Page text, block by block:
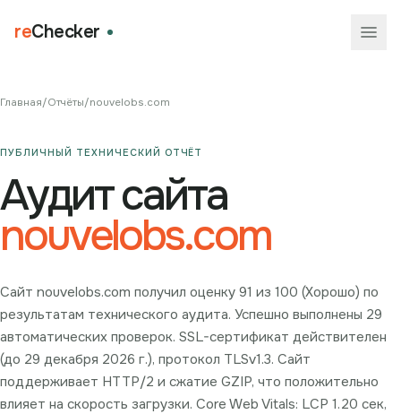
reChecker
Главная/Отчёты/nouvelobs.com
ПУБЛИЧНЫЙ ТЕХНИЧЕСКИЙ ОТЧЁТ
Аудит сайта
nouvelobs.com
Сайт nouvelobs.com получил оценку 91 из 100 (Хорошо) по
результатам технического аудита. Успешно выполнены 29
автоматических проверок. SSL-сертификат действителен
(до 29 декабря 2026 г.), протокол TLSv1.3. Сайт
поддерживает HTTP/2 и сжатие GZIP, что положительно
влияет на скорость загрузки. Core Web Vitals: LCP 1.20 сек,